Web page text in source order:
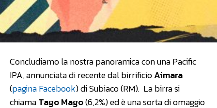
Concludiamo la nostra panoramica con una Pacific
IPA, annunciata di recente dal birrificioAimara
(pagina Facebook) di Subiaco (RM). La birra si
chiamaTago Mago(6,2%) ed è una sorta di omaggio